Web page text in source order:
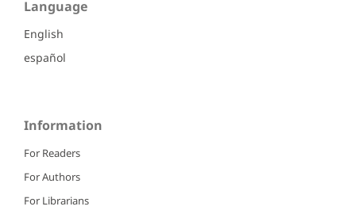
Language
English
español
Information
For Readers
For Authors
For Librarians